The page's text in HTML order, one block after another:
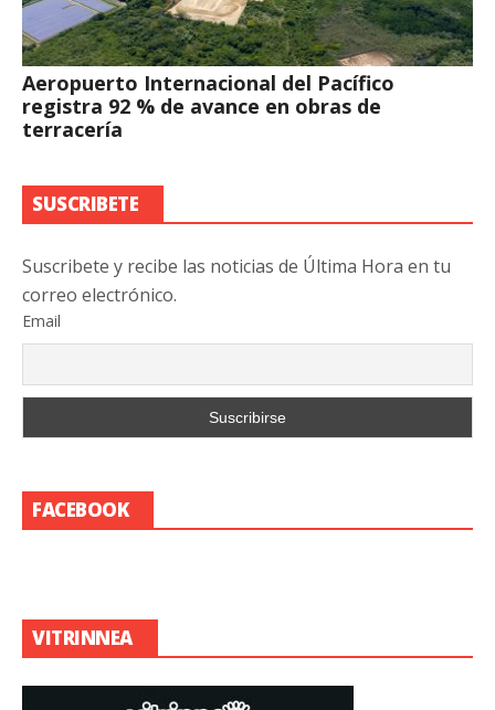
Aeropuerto Internacional del Pacífico
registra 92 % de avance en obras de
terracería
SUSCRIBETE
Suscribete y recibe las noticias de Última Hora en tu
correo electrónico.
Email
FACEBOOK
VITRINNEA